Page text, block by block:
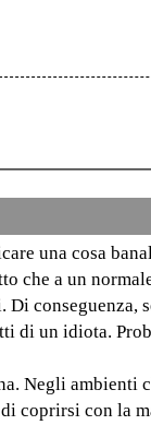
una cosa
che a un
conseguenza,
di un idiota.
Negli
coprirsi con la